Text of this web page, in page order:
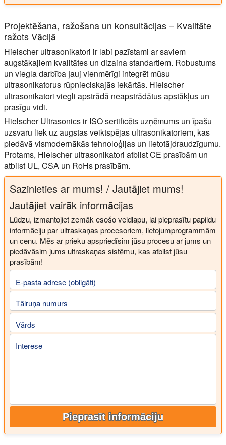
Projektēšana, ražošana un konsultācijas – Kvalitāte
ražots Vācijā
Hielscher ultrasonikatori ir labi pazīstami ar saviem
augstākajiem kvalitātes un dizaina standartiem. Robustums
un viegla darbība ļauj vienmērīgi integrēt mūsu
ultrasonikatorus rūpnieciskajās iekārtās. Hielscher
ultrasonikatori viegli apstrādā neapstrādātus apstākļus un
prasīgu vidi.
Hielscher Ultrasonics ir ISO sertificēts uzņēmums un īpašu
uzsvaru liek uz augstas veiktspējas ultrasonikatoriem, kas
piedāvā vismodernākās tehnoloģijas un lietotājdraudzīgumu.
Protams, Hielscher ultrasonikatori atbilst CE prasībām un
atbilst UL, CSA un RoHs prasībām.
Sazinieties ar mums! / Jautājiet mums!
Jautājiet vairāk informācijas
Lūdzu, izmantojiet zemāk esošo veidlapu, lai pieprasītu papildu
informāciju par ultraskaņas procesoriem, lietojumprogrammām
un cenu. Mēs ar prieku apspriedīsim jūsu procesu ar jums un
piedāvāsim jums ultraskaņas sistēmu, kas atbilst jūsu
prasībām!
E-pasta adrese (obligāti)
Tālruņa numurs
Vārds
Interese
Pieprasīt informāciju